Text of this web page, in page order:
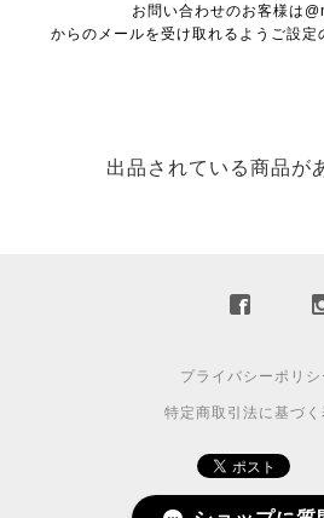
お問い合わせのお客様は
からのメールを受け取れるようご設定
出品されている商品が
プライバシーポリシ
特定商取引法に基づく